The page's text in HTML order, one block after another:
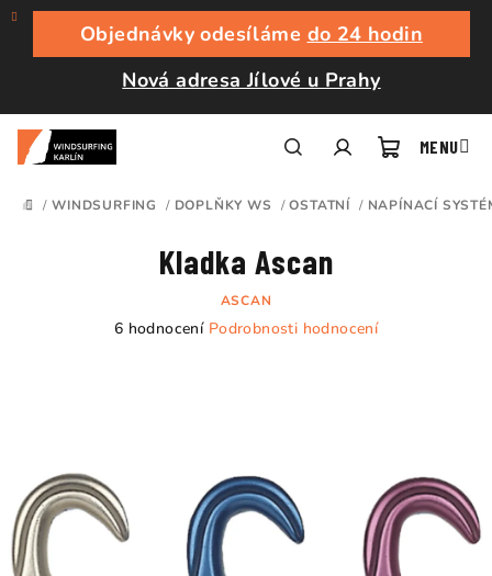
Přejít
obsah
Objednávky odesíláme do 24 hodin
Nová adresa Jílové u Prahy
DOMŮ
/ WINDSURFING / DOPLŇKY WS / OSTATNÍ / NAPÍNACÍ
Kladka Ascan
ASCAN
Průměrné
6 hodnocení Podrobnosti hodnocení